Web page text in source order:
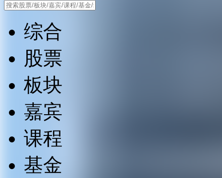
综合
股票
板块
嘉宾
课程
基金